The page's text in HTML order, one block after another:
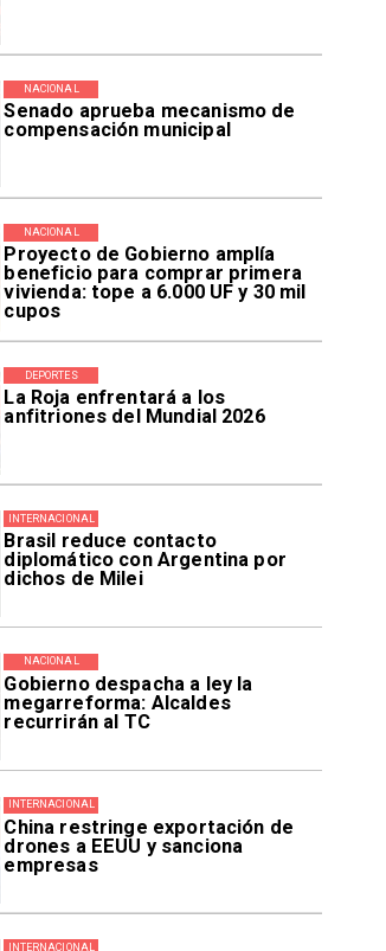
Senado aprueba mecanismo de
compensación municipal
NACIONAL
Proyecto de Gobierno amplía
beneficio para comprar primera
vivienda: tope a 6.000 UF y 30 mil
cupos
NACIONAL
La Roja enfrentará a los
anfitriones del Mundial 2026
DEPORTES
Brasil reduce contacto
diplomático con Argentina por
dichos de Milei
INTERNACIONAL
Gobierno despacha a ley la
megarreforma: Alcaldes
recurrirán al TC
NACIONAL
China restringe exportación de
drones a EEUU y sanciona
empresas
INTERNACIONAL
INTERNACIONAL